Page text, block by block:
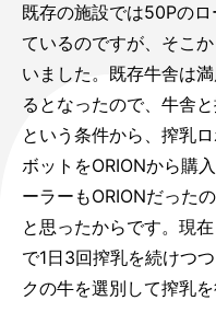
既存の施設では50Pの
ているのですが、そこ
いました。既存牛舎は
るとなったので、牛舎
という条件から、搾乳
ボットをORIONから購
ーラーもORIONだった
と思ったからです。現
で1日3回搾乳を続けつ
クの牛を選別して搾乳を